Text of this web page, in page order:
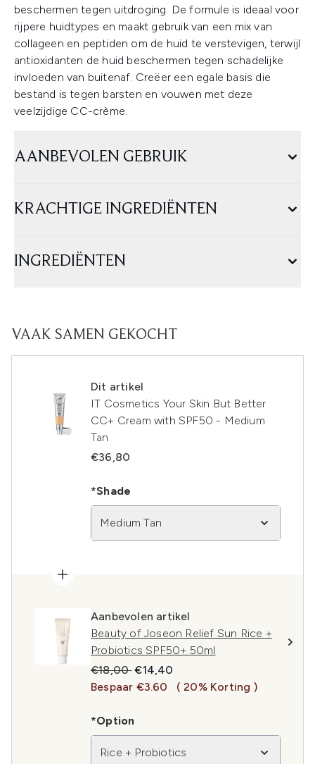
beschermen tegen uitdroging. De formule is ideaal voor
rijpere huidtypes en maakt gebruik van een mix van
collageen en peptiden om de huid te verstevigen, terwijl
antioxidanten de huid beschermen tegen schadelijke
invloeden van buitenaf. Creëer een egale basis die
bestand is tegen barsten en vouwen met deze
veelzijdige CC-crème.
AANBEVOLEN GEBRUIK
KRACHTIGE INGREDIËNTEN
INGREDIËNTEN
VAAK SAMEN GEKOCHT
Dit artikel
IT Cosmetics Your Skin But Better
CC+ Cream with SPF50 - Medium
Tan
€36,80
*Shade
Medium Tan
Aanbevolen artikel
Beauty of Joseon Relief Sun Rice +
Probiotics SPF50+ 50ml
Recommended Retail Price:
€18,00Huidige prijs:
€14,40
Bespaar €3.60
( 20% Korting )
*Option
Rice + Probiotics